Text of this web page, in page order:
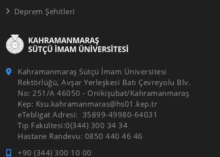
Kahramanmaraş Sütçü İmam Üniversitesi
Rektörlüğü, Avşar Yerleşkesi Batı Çevreyolu Blv.
No: 251/A 46050 - Onikişubat/Kahramanmaraş
Kep: Ksu.kahramanmaras@hs01.kep.tr
eTebligat Adresi: 35899-49980-64031
Tıp Fakültesi:0(344) 300 34 34
Hastane Randevu: 0850 440 46 46
+90 (344) 300 10 00
Deprem Şehitleri